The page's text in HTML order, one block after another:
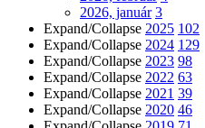
2026, január 3
Expand/Collapse 2025 102
Expand/Collapse 2024 129
Expand/Collapse 2023 98
Expand/Collapse 2022 63
Expand/Collapse 2021 39
Expand/Collapse 2020 46